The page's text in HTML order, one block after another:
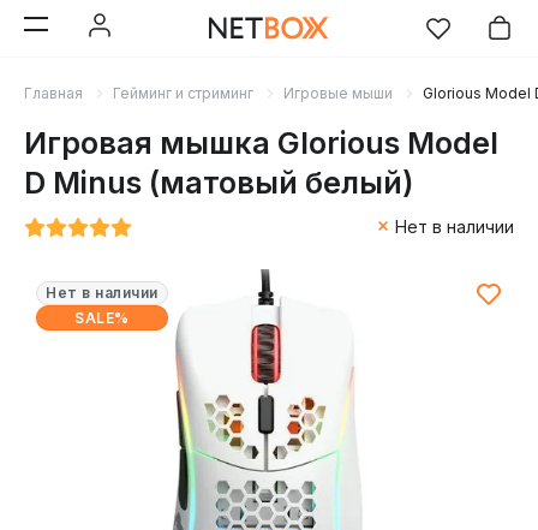
Главная Гейминг и стриминг Игровые мыши Glorious Model
Игровая мышка Glorious Model
D Minus (матовый белый)
Нет в наличии
Нет в наличии
SALE%